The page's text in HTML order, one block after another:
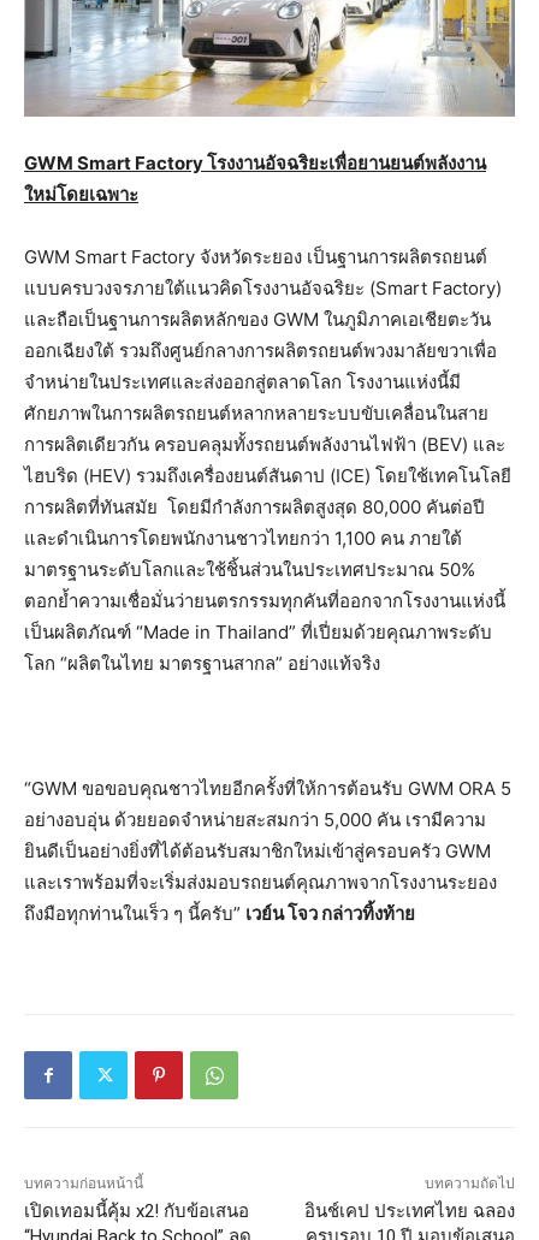
GWM Smart Factoryโรงงานอัจฉริยะเพื่อยานยนต์พลังงาน
ใหม่โดยเฉพาะ
GWM Smart Factory จังหวัดระยอง เป็นฐานการผลิตรถยนต์
แบบครบวงจรภายใต้แนวคิดโรงงานอัจฉริยะ (Smart Factory)
และถือเป็นฐานการผลิตหลักของ GWM ในภูมิภาคเอเชียตะวัน
ออกเฉียงใต้ รวมถึงศูนย์กลางการผลิตรถยนต์พวงมาลัยขวาเพื่อ
จำหน่ายในประเทศและส่งออกสู่ตลาดโลก โรงงานแห่งนี้มี
ศักยภาพในการผลิตรถยนต์หลากหลายระบบขับเคลื่อนในสาย
การผลิตเดียวกัน ครอบคลุมทั้งรถยนต์พลังงานไฟฟ้า (BEV) และ
ไฮบริด (HEV) รวมถึงเครื่องยนต์สันดาป (ICE) โดยใช้เทคโนโลยี
การผลิตที่ทันสมัย โดยมีกำลังการผลิตสูงสุด 80,000 คันต่อปี
และดำเนินการโดยพนักงานชาวไทยกว่า 1,100 คน ภายใต้
มาตรฐานระดับโลกและใช้ชิ้นส่วนในประเทศประมาณ 50%
ตอกย้ำความเชื่อมั่นว่ายนตรกรรมทุกคันที่ออกจากโรงงานแห่งนี้
เป็นผลิตภัณฑ์ “Made in Thailand” ที่เปี่ยมด้วยคุณภาพระดับ
โลก “ผลิตในไทย มาตรฐานสากล” อย่างแท้จริง
“GWM ขอขอบคุณชาวไทยอีกครั้งที่ให้การต้อนรับ GWM ORA 5
อย่างอบอุ่น ด้วยยอดจำหน่ายสะสมกว่า 5,000 คัน เรามีความ
ยินดีเป็นอย่างยิ่งที่ได้ต้อนรับสมาชิกใหม่เข้าสู่ครอบครัว GWM
และเราพร้อมที่จะเริ่มส่งมอบรถยนต์คุณภาพจากโรงงานระยอง
ถึงมือทุกท่านในเร็ว ๆ นี้ครับ” เวย์น โจว กล่าวทิ้งท้าย
บทความก่อนหน้านี้
เปิดเทอมนี้คุ้ม x2! กับข้อเสนอ
บทความถัดไป
อินช์เคป ประเทศไทย ฉลอง